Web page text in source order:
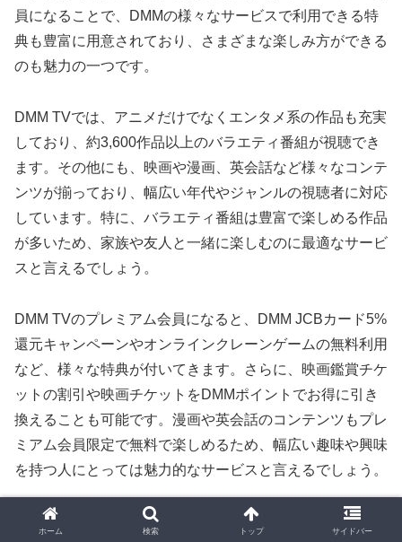
員になることで、DMMの様々なサービスで利用できる特
典も豊富に用意されており、さまざまな楽しみ方ができる
のも魅力の一つです。
DMM TVでは、アニメだけでなくエンタメ系の作品も充実
しており、約3,600作品以上のバラエティ番組が視聴でき
ます。その他にも、映画や漫画、英会話など様々なコンテ
ンツが揃っており、幅広い年代やジャンルの視聴者に対応
しています。特に、バラエティ番組は豊富で楽しめる作品
が多いため、家族や友人と一緒に楽しむのに最適なサービ
スと言えるでしょう。
DMM TVのプレミアム会員になると、DMM JCBカード5%
還元キャンペーンやオンラインクレーンゲームの無料利用
など、様々な特典が付いてきます。さらに、映画鑑賞チケ
ットの割引や映画チケットをDMMポイントでお得に引き
換えることも可能です。漫画や英会話のコンテンツもプレ
ミアム会員限定で無料で楽しめるため、幅広い趣味や興味
を持つ人にとっては魅力的なサービスと言えるでしょう。
DMM TVは、幅広いコンテンツが揃っているため、様々な
ホーム 検索 トップ サイドバー